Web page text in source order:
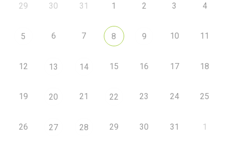
29 30 31 1 2 3 4
5 6 7 8 9 10 11
12 13 14 15 16 17 18
19 20 21 22 23 24 25
26 27 28 29 30 31 1